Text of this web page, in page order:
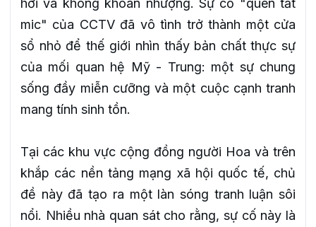
hơi và không khoan nhượng. Sự cố "quên tắt
mic" của CCTV đã vô tình trở thành một cửa
sổ nhỏ để thế giới nhìn thấy bản chất thực sự
của mối quan hệ Mỹ - Trung: một sự chung
sống đầy miễn cưỡng và một cuộc cạnh tranh
mang tính sinh tồn.
Tại các khu vực cộng đồng người Hoa và trên
khắp các nền tảng mạng xã hội quốc tế, chủ
đề này đã tạo ra một làn sóng tranh luận sôi
nổi. Nhiều nhà quan sát cho rằng, sự cố này là